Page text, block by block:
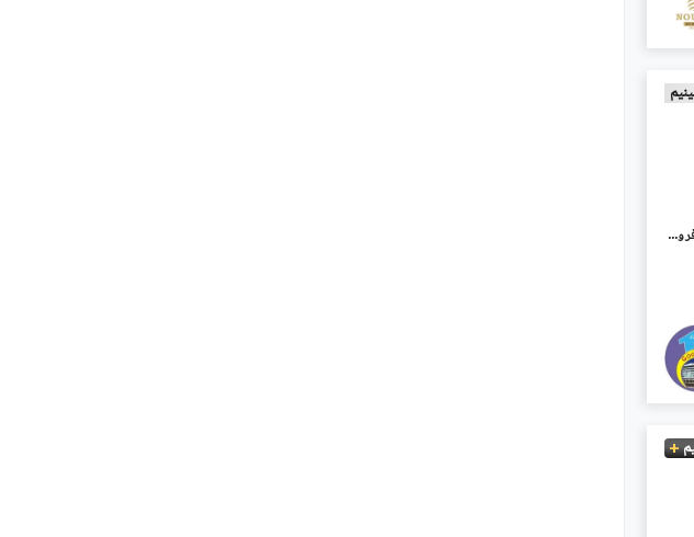
جی ۔ 10 اسلام آباد میں 4 مرلہ Studio دکان 13.0 کروڑ میں برائے فروخت۔